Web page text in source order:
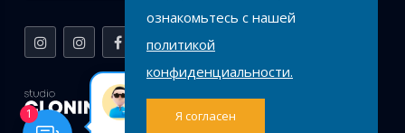
1
Оставь заявку или
напиши нам на
ознакомьтесь с нашей
политикой
конфиденциальности.
Я согласен